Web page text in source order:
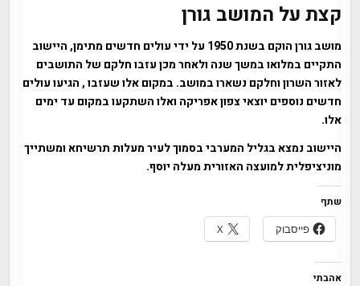
קצת על המושב גורן
מושב גורן הוקם בשנת 1950 על ידי עולים חדשים מתימן, היישוב
התקיים במלואו במשך שנה ולאחר מכן עזבו חלקם של התושבים
לאזור השרון וחלקם נשארו במושב. במקום אלו שעזבו , הגיעו עולים
חדשים נוספים יוצאי צפון אפריקה ואלו השתקעו במקום עד ימים
אלו.
היישוב נמצא בגליל המערבי בסמוך לעיר מעלות תרשיחא ומשתייך
מוניציפלית למועצה האזורית מעלה יוסף.
שתף
פייסבוק
X
אהבתי